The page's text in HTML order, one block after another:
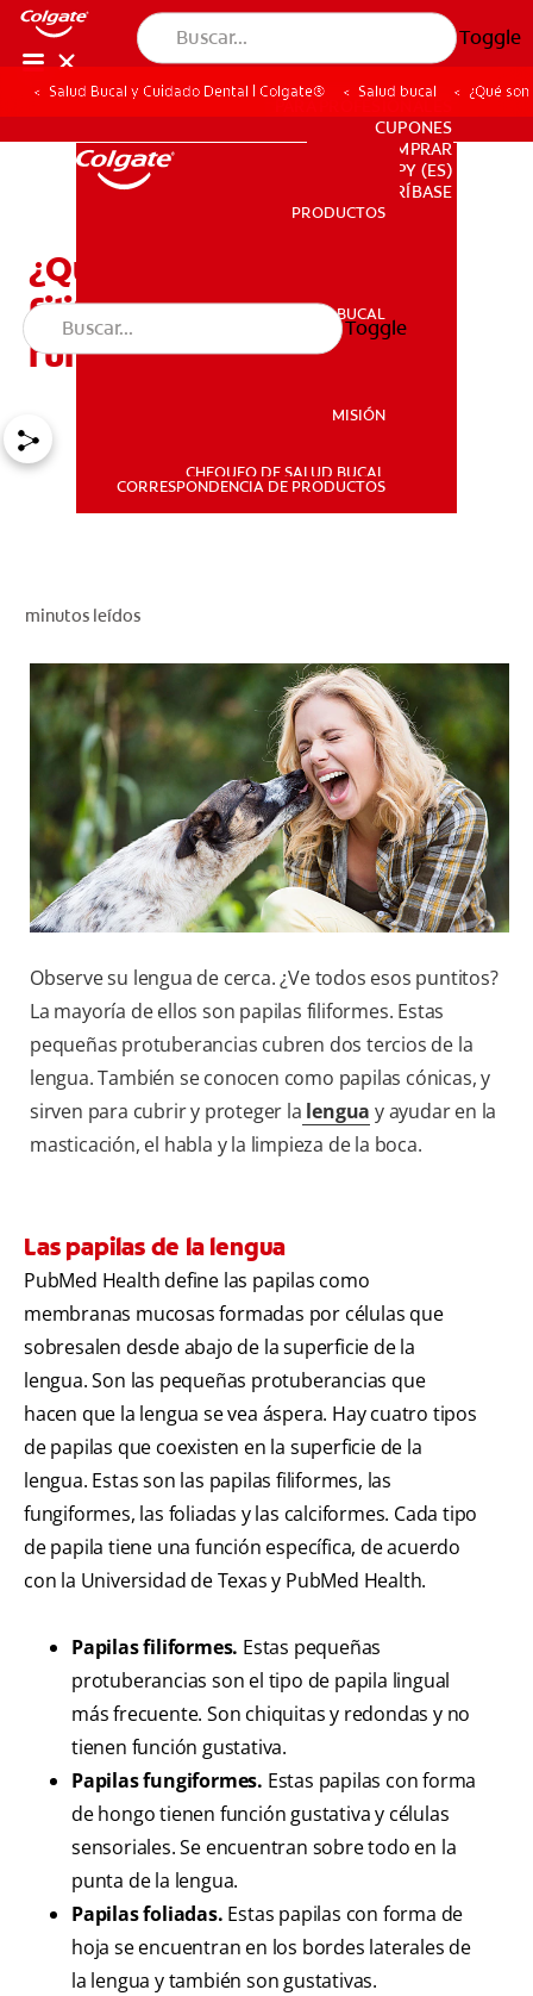
Toggle
PRODUCTOS
SALUD BUCAL
PARA PROFESIONALES
CUPONES
DONDE COMPRAR
PY (ES)
SUSCRÍBASE
PARA PROFESIONALES
CUPONES
DONDE COMPRAR
PY (ES)
SUSCRÍBASE
PRODUCTOS
SALUD BUCAL
MISIÓN
CHEQUEO DE SALUD BUCAL
CORRESPONDENCIA DE PRODUCTOS
Toggle
Salud Bucal y Cuidado Dental | Colgate® Salud bucal ¿Qué
¿Qué son las papilas
filiformes y cuál es su
función?
minutos leídos
Observe su lengua de cerca. ¿Ve todos esos puntitos?
La mayoría de ellos son papilas filiformes. Estas
pequeñas protuberancias cubren dos tercios de la
lengua. También se conocen como papilas cónicas, y
sirven para cubrir y proteger la lengua y ayudar en la
masticación, el habla y la limpieza de la boca.
Las papilas de la lengua
PubMed Health define las papilas como
membranas mucosas formadas por células que
sobresalen desde abajo de la superficie de la
lengua. Son las pequeñas protuberancias que
hacen que la lengua se vea áspera. Hay cuatro tipos
de papilas que coexisten en la superficie de la
lengua. Estas son las papilas filiformes, las
fungiformes, las foliadas y las calciformes. Cada tipo
de papila tiene una función específica, de acuerdo
con la Universidad de Texas y PubMed Health.
Papilas filiformes. Estas pequeñas
protuberancias son el tipo de papila lingual
más frecuente. Son chiquitas y redondas y no
tienen función gustativa.
Papilas fungiformes. Estas papilas con forma
de hongo tienen función gustativa y células
sensoriales. Se encuentran sobre todo en la
punta de la lengua.
Papilas foliadas. Estas papilas con forma de
hoja se encuentran en los bordes laterales de
la lengua y también son gustativas.